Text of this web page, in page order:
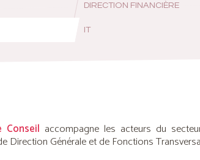
DIRECTION FINANCIÈRE
IT
Conseil accompagne les acteurs du
Direction Générale et de Fonctions